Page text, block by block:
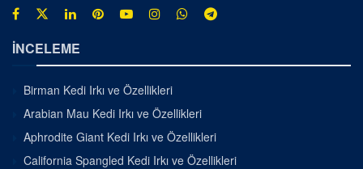
İNCELEME
Birman Kedi Irkı ve Özellikleri
Arabian Mau Kedi Irkı ve Özellikleri
Aphrodite Giant Kedi Irkı ve Özellikleri
California Spangled Kedi Irkı ve Özellikleri